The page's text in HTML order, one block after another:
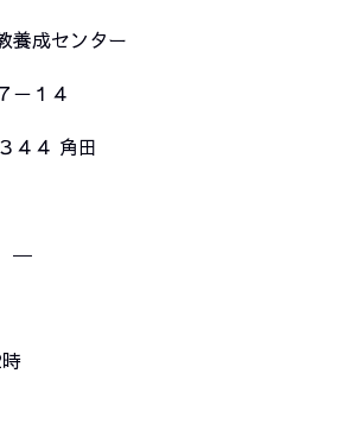
養成センター
１４
４４ 角田
―